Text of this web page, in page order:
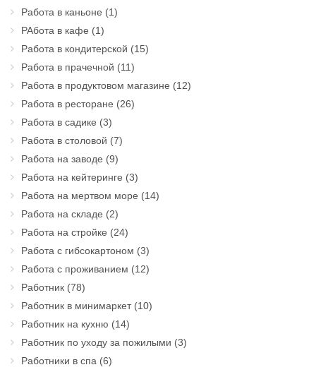
Работа в каньоне (1)
РАбота в кафе (1)
Работа в кондитерской (15)
Работа в прачечной (11)
Работа в продуктовом магазине (12)
Работа в ресторане (26)
Работа в садике (3)
Работа в столовой (7)
Работа на заводе (9)
Работа на кейтеринге (3)
Работа на мертвом море (14)
Работа на складе (2)
Работа на стройке (24)
Работа с гибсокартоном (3)
Работа с проживанием (12)
Работник (78)
Работник в минимаркет(10)
Работник на кухню (14)
Работник по уходу за пожилыми (3)
Работники в спа (6)